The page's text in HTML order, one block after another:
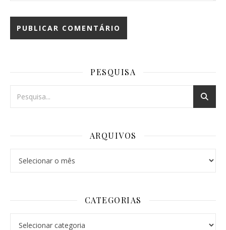
PESQUISA
ARQUIVOS
CATEGORIAS